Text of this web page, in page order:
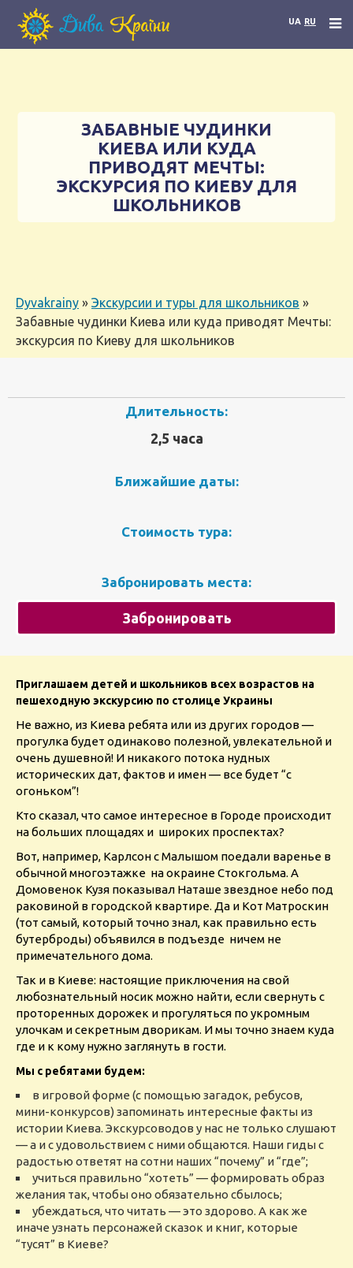
UA RU
ЗАБАВНЫЕ ЧУДИНКИ
КИЕВА ИЛИ КУДА
ПРИВОДЯТ МЕЧТЫ:
ЭКСКУРСИЯ ПО КИЕВУ ДЛЯ
ШКОЛЬНИКОВ
Dyvakrainy » Экскурсии и туры для школьников »
Забавные чудинки Киева или куда приводят Мечты:
экскурсия по Киеву для школьников
Длительность:
2,5 часа
Ближайшие даты:
Стоимость тура:
Забронировать места:
Забронировать
Приглашаем детей и школьников всех возрастов на
пешеходную экскурсию по столице Украины
Не важно, из Киева ребята или из других городов —
прогулка будет одинаково полезной, увлекательной и
очень душевной! И никакого потока нудных
исторических дат, фактов и имен — все будет “с
огоньком”!
Кто сказал, что самое интересное в Городе происходит
на больших площадях и широких проспектах?
Вот, например, Карлсон с Малышом поедали варенье в
обычной многоэтажке на окраине Стокгольма. А
Домовенок Кузя показывал Наташе звездное небо под
раковиной в городской квартире. Да и Кот Матроскин
(тот самый, который точно знал, как правильно есть
бутерброды) объявился в подъезде ничем не
примечательного дома.
Так и в Киеве: настоящие приключения на свой
любознательный носик можно найти, если свернуть с
проторенных дорожек и прогуляться по укромным
улочкам и секретным дворикам. И мы точно знаем куда
где и к кому нужно заглянуть в гости.
Мы с ребятами будем:
в игровой форме (с помощью загадок, ребусов,
мини-конкурсов) запоминать интересные факты из
истории Киева. Экскурсоводов у нас не только слушают
— а и с удовольствием с ними общаются. Наши гиды с
радостью ответят на сотни наших “почему” и “где”;
учиться правильно “хотеть” — формировать образ
желания так, чтобы оно обязательно сбылось;
убеждаться, что читать — это здорово. А как же
иначе узнать персонажей сказок и книг, которые
“тусят” в Киеве?